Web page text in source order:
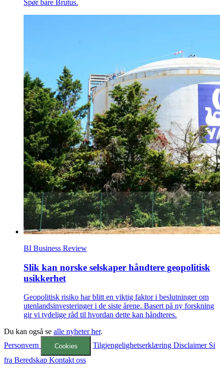
Spør bare Brutus.
BI Business Review
Slik kan norske selskaper håndtere geopolitisk
usikkerhet
Geopolitisk risiko har blitt en viktig faktor i beslutninger om
utenlandsinvesteringer i de siste årene. Basert på ny forskning
gir vi tydelige råd til hvordan dette kan håndteres.
Du kan også se alle nyheter her.
Personvern
Cookies TilgjengelighetserklæringDisclaimer Si
fra Beredskap Kontakt oss